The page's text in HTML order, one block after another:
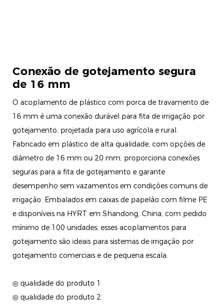
Conexão de gotejamento segura
de 16 mm
O acoplamento de plástico com porca de travamento de
16 mm é uma conexão durável para fita de irrigação por
gotejamento, projetada para uso agrícola e rural.
Fabricado em plástico de alta qualidade, com opções de
diâmetro de 16 mm ou 20 mm, proporciona conexões
seguras para a fita de gotejamento e garante
desempenho sem vazamentos em condições comuns de
irrigação. Embalados em caixas de papelão com filme PE
e disponíveis na HYRT em Shandong, China, com pedido
mínimo de 100 unidades, esses acoplamentos para
gotejamento são ideais para sistemas de irrigação por
gotejamento comerciais e de pequena escala.
◎ qualidade do produto 1
◎ qualidade do produto 2